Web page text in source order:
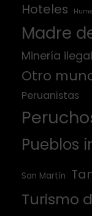
Hoteles
Madre
Minería ilegal
Otro
Peruanistas
Pueblos
San Martín
Turismo